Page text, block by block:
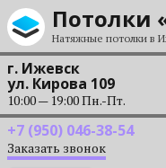
Перейти к содержанию
Потолки
Натяжные потолки в
г. Ижевск
ул. Кирова 109
10:00 — 19:00 Пн.-Пт.
+7 (950) 046-38-54
Заказать звонок